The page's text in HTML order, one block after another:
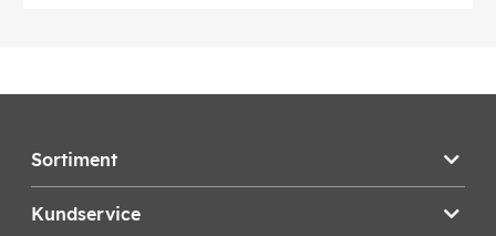
Sortiment
Kundservice